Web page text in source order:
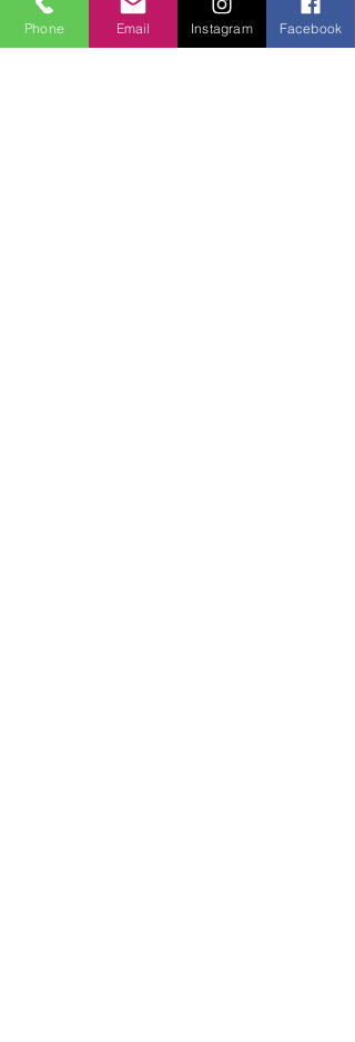
Politika ve Toplum
Phone Email Instagram Facebook